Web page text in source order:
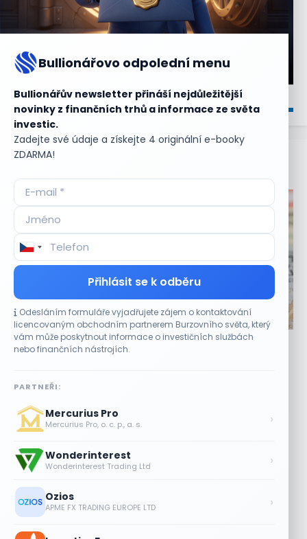
Bullionářovo odpolední menu
Bullionářův newsletter přináší nejdůležitější
novinky z finančních trhů a informace ze světa
investic.
Zadejte své údaje a získejte 4 originální e-booky
ZDARMA!
Přihlásit se k odběru
Odesláním formuláře vyjadřujete zájem o kontaktování
licencovaným obchodním partnerem Burzovního světa, který
vám může poskytnout informace o investičních službách
nebo finančních nástrojích.
PARTNEŘI:
Mercurius Pro
Mercurius Pro, o. c. p., a. s. ›
Wonderinterest
Wonderinterest Trading Ltd ›
Ozios
APME FX TRADING EUROPE LTD ›
Aktuální
CO HÝBE TRHEM
Optimismus investorů podle Bank of America
dosáhl maxima od roku 2021
Optimismus investorů se podle interního ukazatele Bank
of America (BAC) dostal na nejvyšší...
Etsy překonala odhady tržeb, objem
prodejů vzrostl meziročně o 7,5 %